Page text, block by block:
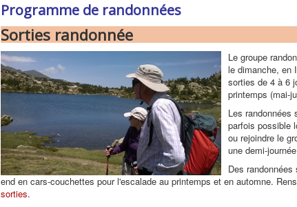
Programme de randonnées
Sorties randonnée
Le groupe
le dimanche, en
sorties de 4 à 6
printemps (mai-
Les
parfois possible
ou rejoindre le
une demi-
Des
end en cars-couchettes pour l'escalade au printemps et en automne.
sorties.